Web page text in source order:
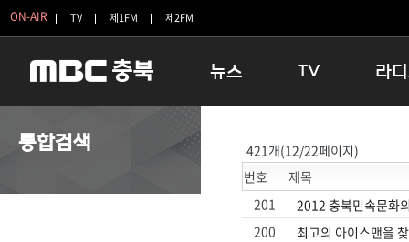
ON-AIR TV 제1FM 제2FM
뉴스
충청북도 교육청
TV
프라임인터뷰
인생내컷
테마기행 길
충북 시사토론 창
라
우리 고
우리 고
통합검색
421개(12/22페이지)
번호
제목
201
2012 충북민속문화
200
최고의 아이스맨을